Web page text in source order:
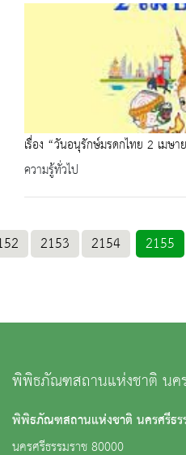
เรื่อง “วันอนุรักษ์มรดกไทย 2 เมษา
ความรู้ทั่วไป
2153 2154 2155
พิพิธภัณฑสถานแห่งชาติ นค
พิพิธภัณฑสถานแห่งชาติ นครศรีธร
นครศรีธรรมราช 80000